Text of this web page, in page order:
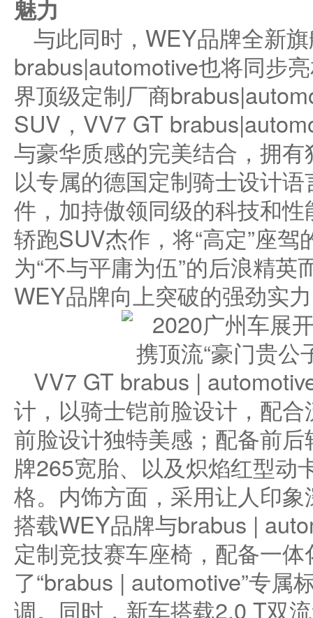
魅力
与此同时，WEY品牌全新
brabus|automotive也将同步
界顶级定制厂商
SUV，VV7 GT
与豪华质感的完美结合，拥
以专属的德国定制骑士设计
件，加持傲领同级的科技和
轿跑SUV杰作，将“高定”座
为“不与平庸为伍”的后浪精
WEY品牌向上突破的强劲实
VV7 GT brabus |
计，以骑士铠前脸设计，配
前脸设计独特美感；配备前
牌265宽胎、以及炽焰红型动
格。内饰方面，采用让人印
搭载WEY品牌与brabus |
定制竞技赛车座椅，配备一
了“brabus | automotive”专属
调。同时，新车搭载2.0 T双